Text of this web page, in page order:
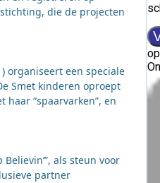
die de projecten
organiseert een speciale
Smet kinderen oproept
haar “spaarvarken”, en
als steun voor
partner